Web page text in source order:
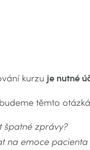
kurzu je nutné
těmto
špatné zprávy?
na emoce